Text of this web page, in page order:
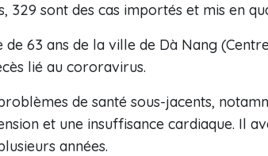
329 sont des cas importés et mis en
de 63 ans de la ville de Dà Nang
lié au cororavirus.
de santé sous-jacents,
et une insuffisance cardiaque. Il
années.